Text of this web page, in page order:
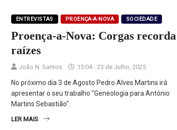
ENTREVISTAS PROENÇA-A-NOVA SOCIEDADE
Proença-a-Nova: Corgas recorda
raízes
João N. Santos 15:04 - 23 de Julho, 2025
No próximo dia 3 de Agosto Pedro Alves Martins irá
apresentar o seu trabalho "Geneologia para António
Martins Sebastião".
LER MAIS